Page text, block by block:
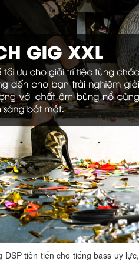
tiên tiến cho tiếng bass uy lực,